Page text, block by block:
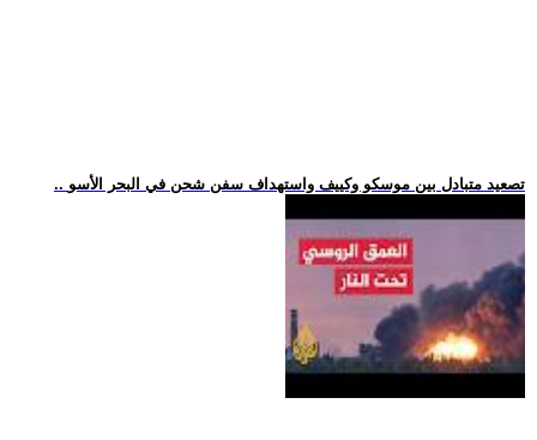
.. تصعيد متبادل بين موسكو وكييف واستهداف سفن شحن في البحر الأسو